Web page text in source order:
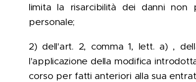
limita la risarcibilità dei danni non
personale;
2) dell'art. 2, comma 1, lett. a) ,
l'applicazione della modifica
corso per fatti anteriori alla sua